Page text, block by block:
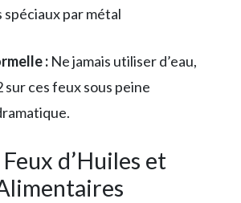
spéciaux par métal
: Ne jamais utiliser d’eau,
sur ces feux sous peine
d’Huiles et